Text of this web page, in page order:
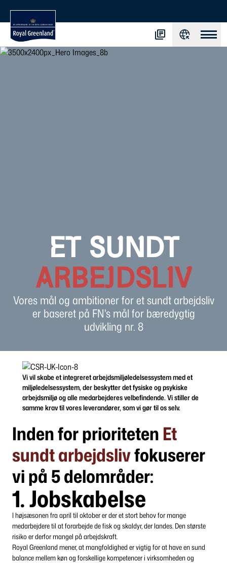
ET SUNDT
ARBEJDSLIV
Vores mål og ambitioner for et sundt arbejdsliv
er baseret på FN's mål for bæredygtig
udvikling nr. 8
Vi vil skabe et integreret arbejdsmiljøledelsessystem med et
miljøledelsessystem, der beskytter det fysiske og psykiske
arbejdsmiljø og alle medarbejderes velbefindende. Vi stiller de
samme krav til vores leverandører, som vi gør til os selv.
Inden for prioritetenEt
sundt arbejdslivfokuserer
vi på 5 delområder:
1. Jobskabelse
I højsæsonen fra april til oktober er der et stort behov for mange
medarbejdere til at forarbejde de fisk og skaldyr, der landes. Den største
risiko er derfor mangel på arbejdskraft.
Royal Greenland mener, at mangfoldighed er vigtig for at have en sund
balance mellem køn og forskellige kompetencer i virksomheden og